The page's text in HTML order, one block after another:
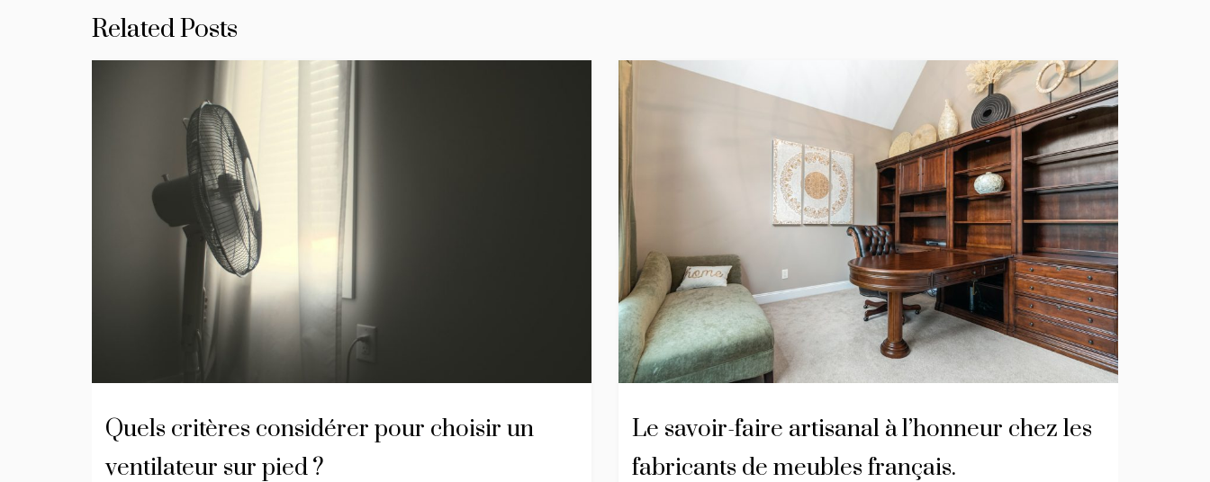
Related Posts
Quels critères considérer pour choisir un
ventilateur sur pied ?
Le savoir-faire artisanal à l’honneur chez les
fabricants de meubles français.